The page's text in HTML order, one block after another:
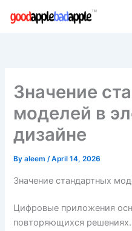
Значение
моделей в
дизайне
Byaleem/April 14, 2026
Значение стандартных
Цифровые приложения
повторяющихся